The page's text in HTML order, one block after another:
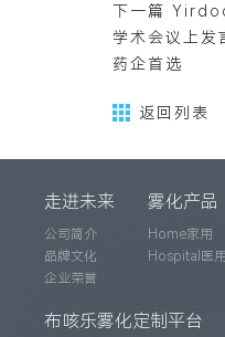
下一篇
学术会议上发
药企首选
返回列表
走进未来
公司简介
品牌文化
企业荣誉
雾化产品
Home家用
Hospital医用
布咳乐雾化定制平台